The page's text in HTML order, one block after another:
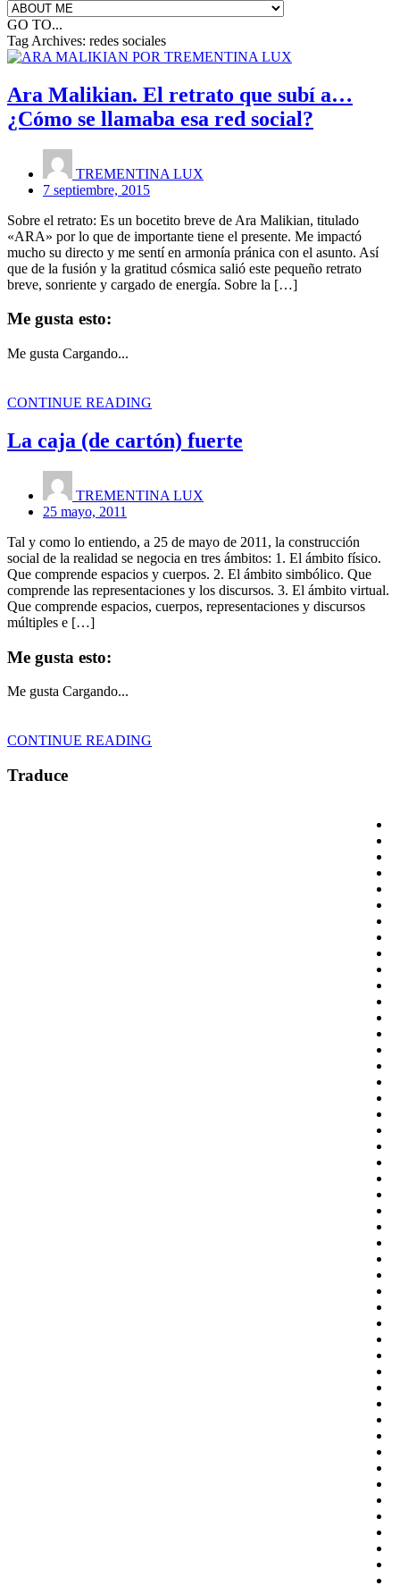
GO TO...
Tag Archives: redes sociales
Ara Malikian. El retrato que subí a…
¿Cómo se llamaba esa red social?
TREMENTINA LUX
7 septiembre, 2015
Sobre el retrato: Es un bocetito breve de Ara Malikian, titulado
«ARA» por lo que de importante tiene el presente. Me impactó
mucho su directo y me sentí en armonía pránica con el asunto. Así
que de la fusión y la gratitud cósmica salió este pequeño retrato
breve, sonriente y cargado de energía. Sobre la […]
Me gusta esto:
Me gusta Cargando...
CONTINUE READING
La caja (de cartón) fuerte
TREMENTINA LUX
25 mayo, 2011
Tal y como lo entiendo, a 25 de mayo de 2011, la construcción
social de la realidad se negocia en tres ámbitos: 1. El ámbito físico.
Que comprende espacios y cuerpos. 2. El ámbito simbólico. Que
comprende las representaciones y los discursos. 3. El ámbito virtual.
Que comprende espacios, cuerpos, representaciones y discursos
múltiples e […]
Me gusta esto:
Me gusta Cargando...
CONTINUE READING
Traduce